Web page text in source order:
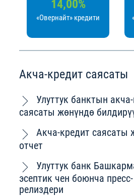
«Овернайт» кредити
14,00%
Акча-кредит саясаты
Улуттук банктын
саясаты жөнүндө
Акча-кредит саясаты
отчет
Улуттук банк
эсептик чен боюнча пресс-
релиздери